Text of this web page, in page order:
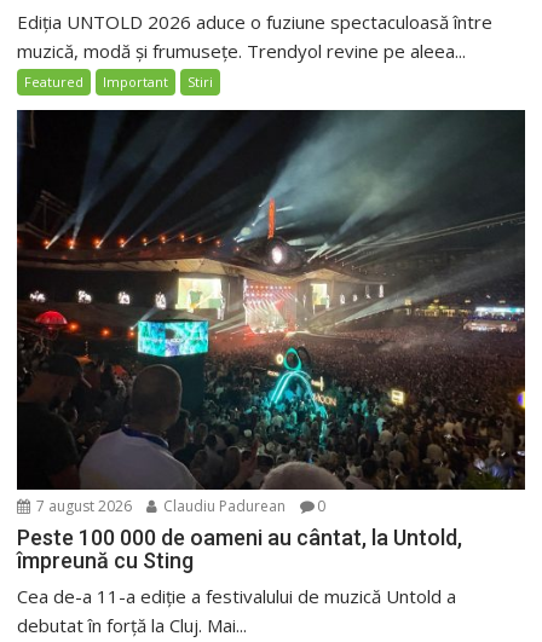
Ediția UNTOLD 2026 aduce o fuziune spectaculoasă între
muzică, modă și frumusețe. Trendyol revine pe aleea...
Featured Important Stiri
7 august 2026 Claudiu Padurean 0
Peste 100 000 de oameni au cântat, la Untold,
împreună cu Sting
Cea de-a 11-a ediție a festivalului de muzică Untold a
debutat în forță la Cluj. Mai...